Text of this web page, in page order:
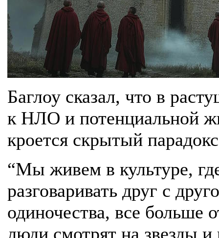
Баглоу сказал, что в
к НЛО и потенциальной
кроется скрытый
“Мы живем в культуре,
разговаривать друг с
одиночества, все больше
люди смотрят на звезды и